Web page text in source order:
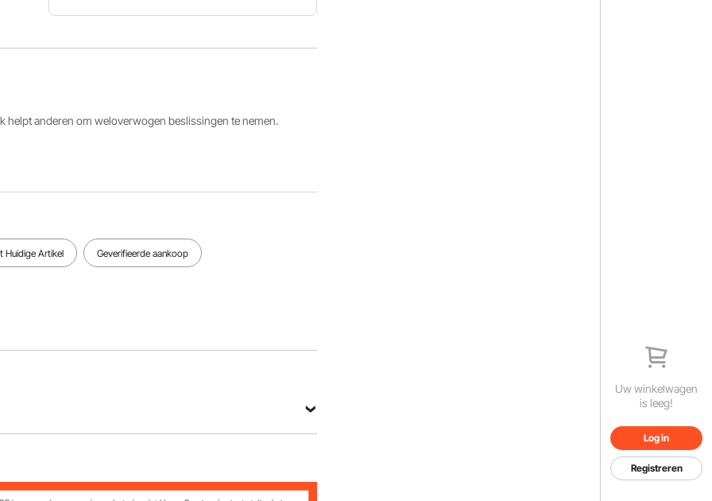
Uw winkelwagen
is leeg!
Log in
Registreren
popmodel
levensgro
60,24 x
helpt anderen om weloverwogen beslissingen te nemen.
Huidige Artikel Geverifieerde aankoop